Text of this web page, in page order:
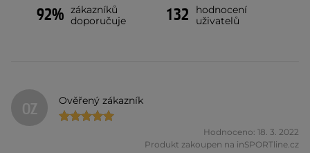
92% zákazníků
doporučuje
132
hodnocení
uživatelů
OZ Ověřený zákazník
Hodnoceno: 18. 3. 2022
Produkt zakoupen na inSPORTline.cz